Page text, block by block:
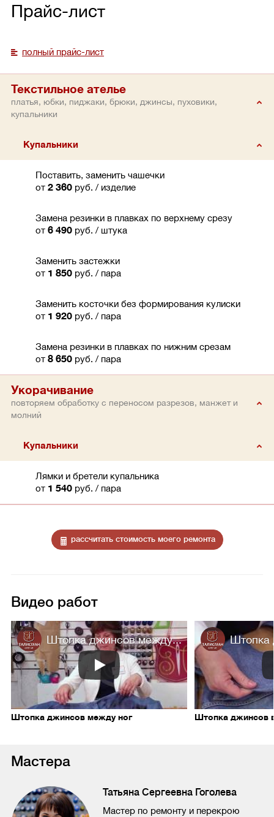
Прайс-лист
полный прайс-лист
Текстильное ателье
платья, юбки, пиджаки, брюки, джинсы, пуховики,
купальники
Купальники
Поставить, заменить чашечки
от 2 360 руб. / изделие
Замена резинки в плавках по верхнему срезу
от 6 490 руб. / штука
Заменить застежки
от 1 850 руб. / пара
Заменить косточки без формирования кулиски
от 1 920 руб. / пара
Замена резинки в плавках по нижним срезам
от 8 650 руб. / пара
Укорачивание
повторяем обработку с переносом разрезов, манжет и
молний
Купальники
Лямки и бретели купальника
от 1 540 руб. / пара
рассчитать стоимость моего ремонта
Видео работ
Штопка джинсов между...
Штопка джинсов между ног
Штопка
Штопка джинсов
Мастера
Татьяна Сергеевна Гоголева
Мастер по ремонту и перекрою